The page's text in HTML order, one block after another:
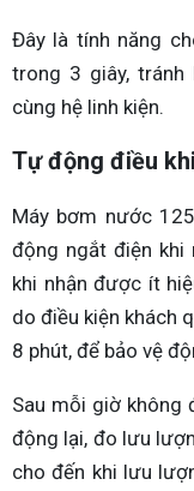
Đây là tính năng
trong 3 giây,
cùng hệ linh kiện.
Tự động điều
Máy bơm nước
động ngắt điện khi
khi nhận được ít
do điều kiện khách
8 phút, để bảo vệ
Sau mỗi giờ không
động lại, đo lưu
cho đến khi lưu